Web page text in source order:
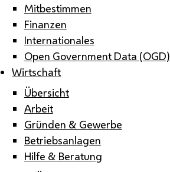
Mitbestimmen
Finanzen
Internationales
Open Government Data (OGD)
Wirtschaft
Übersicht
Arbeit
Gründen & Gewerbe
Betriebsanlagen
Hilfe & Beratung